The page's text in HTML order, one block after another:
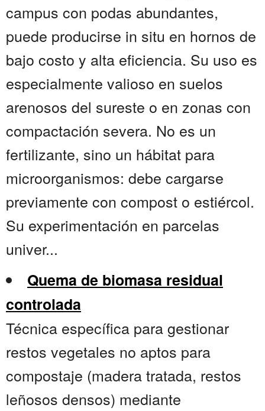
campus con podas abundantes,
puede producirse in situ en hornos de
bajo costo y alta eficiencia. Su uso es
especialmente valioso en suelos
arenosos del sureste o en zonas con
compactación severa. No es un
fertilizante, sino un hábitat para
microorganismos: debe cargarse
previamente con compost o estiércol.
Su experimentación en parcelas
univer...
Quema de biomasa residual
controlada
Técnica específica para gestionar
restos vegetales no aptos para
compostaje (madera tratada, restos
leñosos densos) mediante